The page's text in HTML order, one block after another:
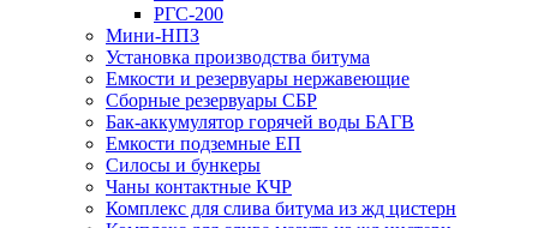
РГС-200
Мини-НПЗ
Установка производства битума
Емкости и резервуары нержавеющие
Сборные резервуары СБР
Бак-аккумулятор горячей воды БАГВ
Емкости подземные ЕП
Силосы и бункеры
Чаны контактные КЧР
Комплекс для слива битума из жд цистерн